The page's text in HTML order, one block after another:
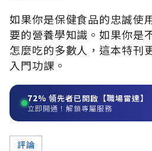
如果你是保健食品的忠誠使
要的營養學知識。如果你是
怎麼吃的多數人，這本特刊
入門功課。
72% 領先者已開啟【職場雷達】
立即開通！解鎖專屬服務
評論